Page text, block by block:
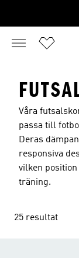
Våra
passa till
Deras
responsiva
vilken
träning.
25 resultat